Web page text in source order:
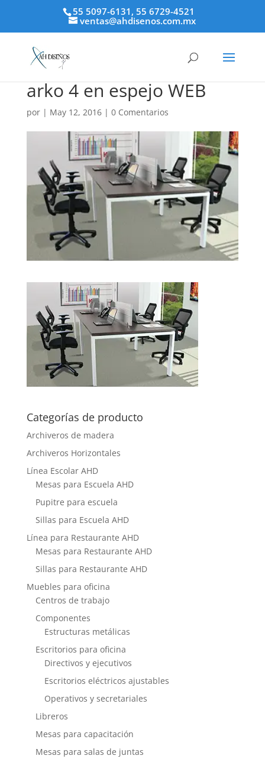
55 5097-6131, 55 6729-4521
ventas@ahdisenos.com.mx
arko 4 en espejo WEB
por | May 12, 2016| 0 Comentarios
Categorías de producto
Archiveros de madera
Archiveros Horizontales
Línea Escolar AHD
Mesas para Escuela AHD
Pupitre para escuela
Sillas para Escuela AHD
Línea para Restaurante AHD
Mesas para Restaurante AHD
Sillas para Restaurante AHD
Muebles para oficina
Centros de trabajo
Componentes
Estructuras metálicas
Escritorios para oficina
Directivos y ejecutivos
Escritorios eléctricos ajustables
Operativos y secretariales
Libreros
Mesas para capacitación
Mesas para salas de juntas